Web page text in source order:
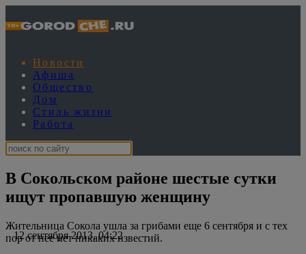
Новости
Афиша
Общество
Дом
Стиль жизни
Работа
В Сокольском районе шестые сутки
ищут пропавшую женщину
12 сентября 2013, 04:22
Жительница Сокола ушла за грибами еще 6 сентября и с тех
пор от нее нет никаких известий.